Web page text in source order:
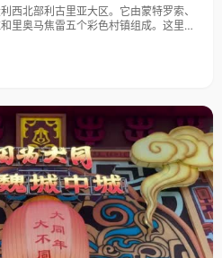
西北部利古里亚大区。它由蒙特罗索、
里奥马焦雷五个彩色村镇组成。这里依
为世界文化遗产。